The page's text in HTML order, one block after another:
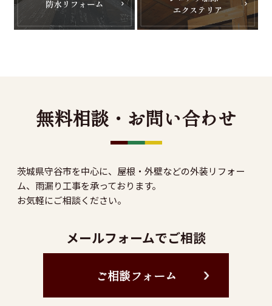
無料相談・お問い合わせ
茨城県守谷市を中心に、屋根・外壁などの外装リフォー
ム、雨漏り工事を承っております。
お気軽にご相談ください。
メールフォームでご相談
ご相談フォーム